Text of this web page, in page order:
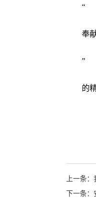
“
奉
”
的
上一条
下一条：